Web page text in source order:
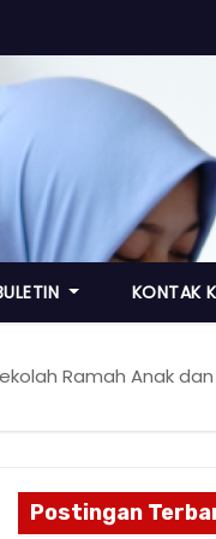
KONTAK
Ramah Anak
Postingan